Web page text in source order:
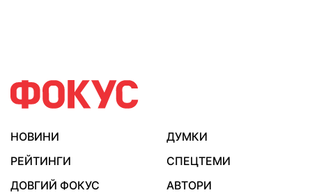
НОВИНИ
ДУМКИ
РЕЙТИНГИ
СПЕЦТЕМИ
ДОВГИЙ ФОКУС
АВТОРИ